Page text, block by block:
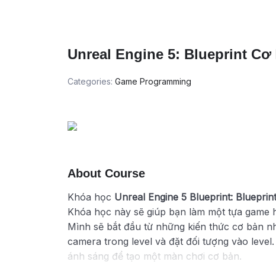
Unreal Engine 5: Blueprint Cơ
Categories: Game Programming
About Course
Khóa học Unreal Engine 5 Blueprint:
Khóa học này sẽ giúp bạn làm một tựa
Mình sẽ bắt đầu từ những kiến thức cơ bản
camera trong level và đặt đối tượng vào
ánh sáng để tạo một màn chơi cơ bản.